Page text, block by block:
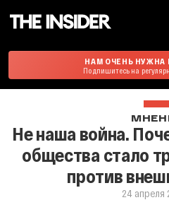
НАМ ОЧЕНЬ
Подпишитесь на
Не наша война.
общества стало
против
24 апреля